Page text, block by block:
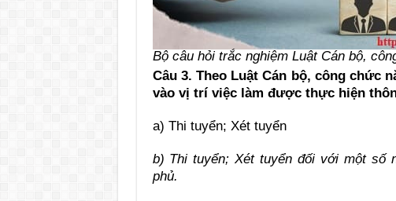
Bộ câu hỏi trắc nghiệm Luật Cán bộ,
Câu 3. Theo Luật Cán bộ, công chức
vào vị trí việc làm được thực hiện
a) Thi tuyển; Xét tuyển
b) Thi tuyển; Xét tuyển đối với một số
phủ.